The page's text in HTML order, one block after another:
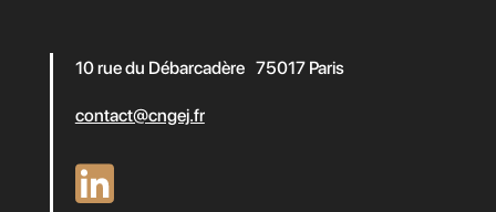
10 rue du Débarcadère 75017 Paris
contact@cngej.fr